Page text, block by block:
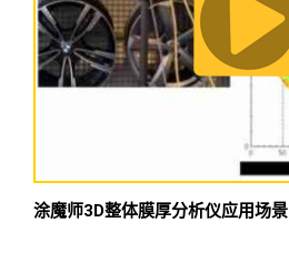
涂魔师3D整体膜厚分析仪应用场景